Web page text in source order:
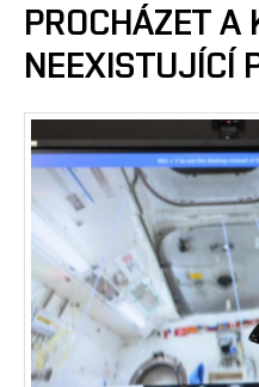
PROCHÁZET A
NEEXISTUJÍCÍ